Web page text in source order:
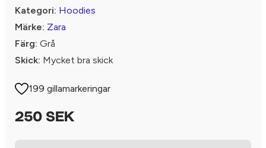
Kategori: Hoodies
Märke: Zara
Färg: Grå
Skick: Mycket bra skick
199 gillamarkeringar
250 SEK